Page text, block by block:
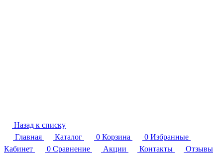
Назад к списку
Главная
Каталог 0 Корзина 0 Избранные
Кабинет
0 Сравнение Акции Контакты
Отзывы